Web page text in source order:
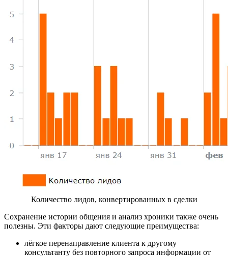
Количество лидов, конвертированных в сделки
Сохранение истории общения и анализ хроники также очень
полезны. Эти факторы дают следующие преимущества:
лёгкое перенаправление клиента к другому
консультанту без повторного запроса информации от